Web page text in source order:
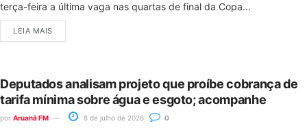
terça-feira a última vaga nas quartas de final da Copa...
LEIA MAIS
Deputados analisam projeto que proíbe cobrança de
tarifa mínima sobre água e esgoto; acompanhe
por Aruanã FM 8 de julho de 2026 0